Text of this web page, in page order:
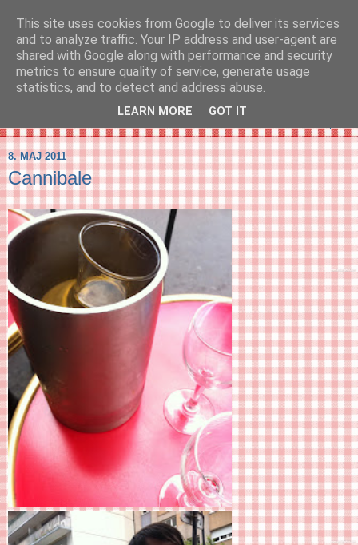
SVIRELIV
- en blog om svirelivet i København og resten af verden...
8. MAJ 2011
Cannibale
This site uses cookies from Google to deliver its services
and to analyze traffic. Your IP address and user-agent are
shared with Google along with performance and security
metrics to ensure quality of service, generate usage
statistics, and to detect and address abuse.
LEARN MORE GOT IT